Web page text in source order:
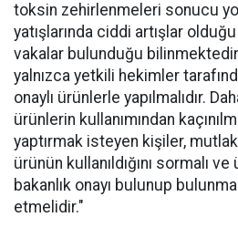
toksin zehirlenmeleri sonucu
yatışlarında ciddi artışlar
vakalar bulunduğu
yalnızca yetkili hekimler
onaylı ürünlerle yapılmalıdır.
ürünlerin kullanımından
yaptırmak isteyen kişiler,
ürünün kullanıldığını sormalı
bakanlık onayı bulunup
etmelidir."